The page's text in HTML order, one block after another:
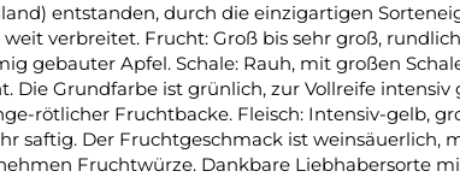
entstanden, durch die einzigartigen
verbreitet. Frucht: Groß bis sehr groß,
gebauter Apfel. Schale: Rauh, mit großen
Die Grundfarbe ist grünlich, zur Vollreife intensiv
rötlicher Fruchtbacke. Fleisch: Intensiv-gelb,
saftig. Der Fruchtgeschmack ist weinsäuerlich,
Fruchtwürze. Dankbare Liebhabersorte